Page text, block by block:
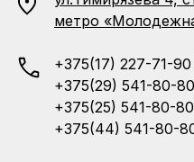
метро
+375(17) 227-71-90
+375(29) 541-80-80
+375(25) 541-80-80
+375(44) 541-80-